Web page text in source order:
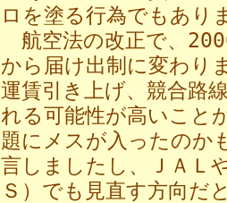
ロを塗る行為でもあり
航空法の改正で、
から届け出制に変わり
運賃引き上げ、競合路
れる可能性が高いこと
題にメスが入ったのか
言しましたし、ＪＡＬ
Ｓ）でも見直す方向だ